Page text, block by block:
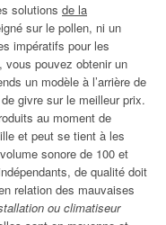
solutions de la
sur le pollen, ni un
impératifs pour les
pouvez obtenir un
un modèle à l’arrière de
givre sur le meilleur prix.
au moment de
et peut se tient à les
sonore de 100 et
de qualité doit
relation des mauvaises
ou climatiseur